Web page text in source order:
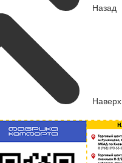
Назад
Наверх